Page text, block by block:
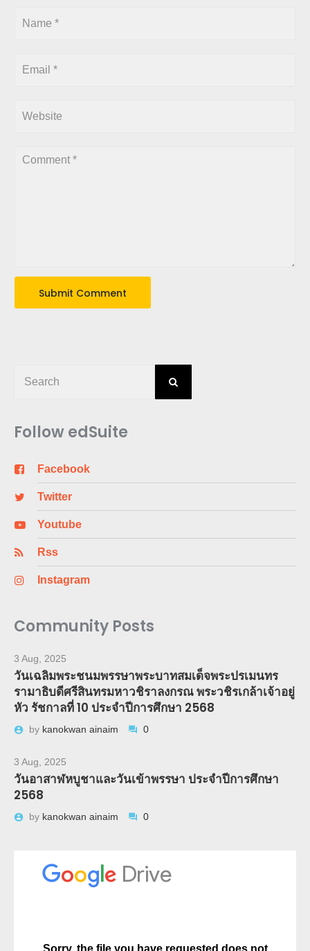
Follow edSuite
Facebook
Twitter
Youtube
Rss
Instagram
Community Posts
3 Aug, 2025
วันเฉลิมพระชนมพรรษาพระบาทสมเด็จพระปรเมนทร
รามาธิบดีศรีสินทรมหาวชิราลงกรณ พระวชิรเกล้าเจ้าอยู่
หัว รัชกาลที่ 10 ประจำปีการศึกษา 2568
by kanokwan ainaim 0
3 Aug, 2025
วันอาสาฬหบูชาและวันเข้าพรรษา ประจำปีการศึกษา
2568
by kanokwan ainaim 0